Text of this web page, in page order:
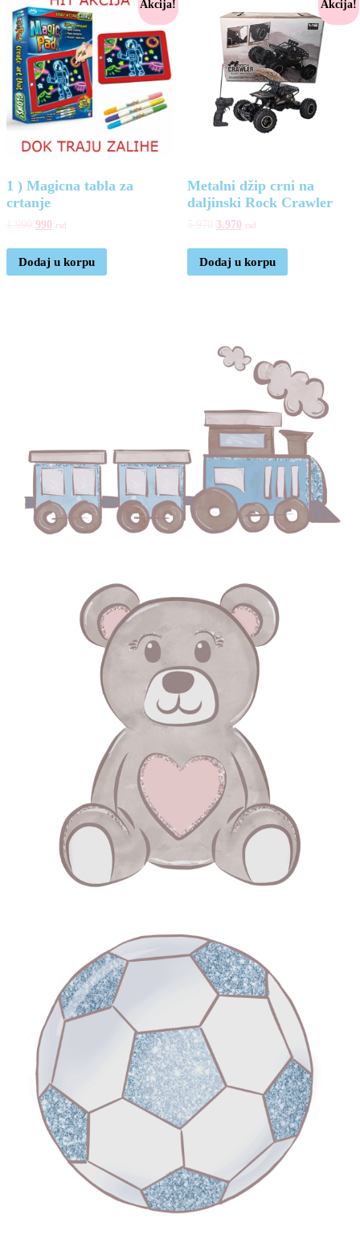
Akcija!
1 ) Magicna tabla za
crtanje
990 rsd
Dodaj u korpu
Akcija!
Metalni džip crni na
daljinski Rock Crawler
3.970 rsd
Dodaj u korpu